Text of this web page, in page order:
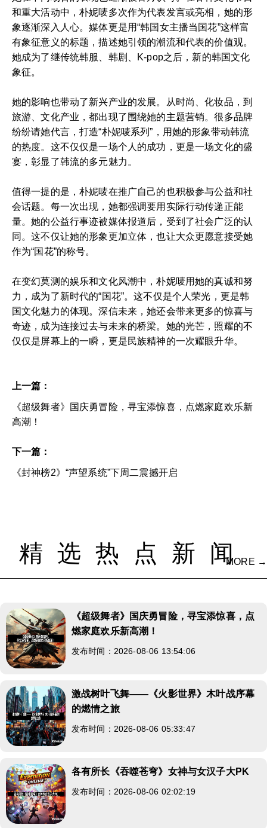
和重大活动中，朴妮唛多次作为代表发言或亮相，她的形
象逐渐深入人心。媒体更是用“韩国女主播当国花”这样富
有象征意义的标题，描述她引领的潮流和代表的价值观。
她成为了继传统韩服、韩剧、K-pop之后，新的韩国文化
象征。
她的影响也带动了新兴产业的发展。从时尚、化妆品，到
旅游、文化产业，都出现了围绕她的主题营销。很多品牌
纷纷请她代言，打造“朴妮唛系列”，用她的形象带动韩流
的热度。这不仅仅是一场个人的成功，更是一场文化的盛
宴，彰显了韩流的多元魅力。
值得一提的是，朴妮唛在推广自己的也积极参与公益和社
会话题。每一次出现，她都强调要用实际行动传递正能
量。她的公益行事迹被媒体报道后，受到了社会广泛的认
同。这不仅让她的形象更加立体，也让大众更愿意接受她
作为“国花”的称号。
在变幻莫测的娱乐和文化风潮中，朴妮唛用她的真诚和努
力，成为了新时代的“国花”。这不仅是个人荣光，更是韩
国文化魅力的体现。深信未来，她还会带来更多的惊喜与
奇迹，成为连接过去与未来的桥梁。她的光芒，照耀的不
仅仅是屏幕上的一瞬，更是民族精神的一次耀眼升华。
上一篇：
《超级舞者》国庆勇冒险，寻宝添惊喜，点燃家庭欢乐新
高潮！
下一篇：
《封神榜2》“声望系统”下周二震撼开启
精选热点新闻
MORE →
《超级舞者》国庆勇冒险，寻宝添惊喜，点
燃家庭欢乐新高潮！
发布时间：2026-08-06 13:54:06
激战树叶飞舞——《火影世界》木叶战序幕
的燃情之旅
发布时间：2026-08-06 05:33:47
各有所长《吞噬苍穹》女神与女汉子大PK
发布时间：2026-08-06 02:02:19